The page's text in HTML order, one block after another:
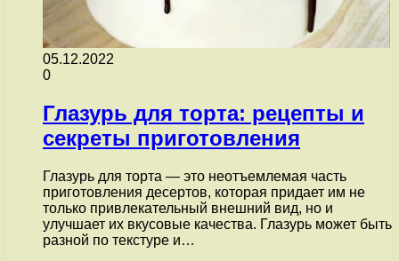
05.12.2022
0
Глазурь для торта: рецепты и
секреты приготовления
Глазурь для торта — это неотъемлемая часть
приготовления десертов, которая придает им не
только привлекательный внешний вид, но и
улучшает их вкусовые качества. Глазурь может быть
разной по текстуре и…